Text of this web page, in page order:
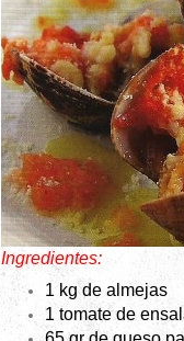
Ingredientes:
1 kg de almejas
1 tomate de